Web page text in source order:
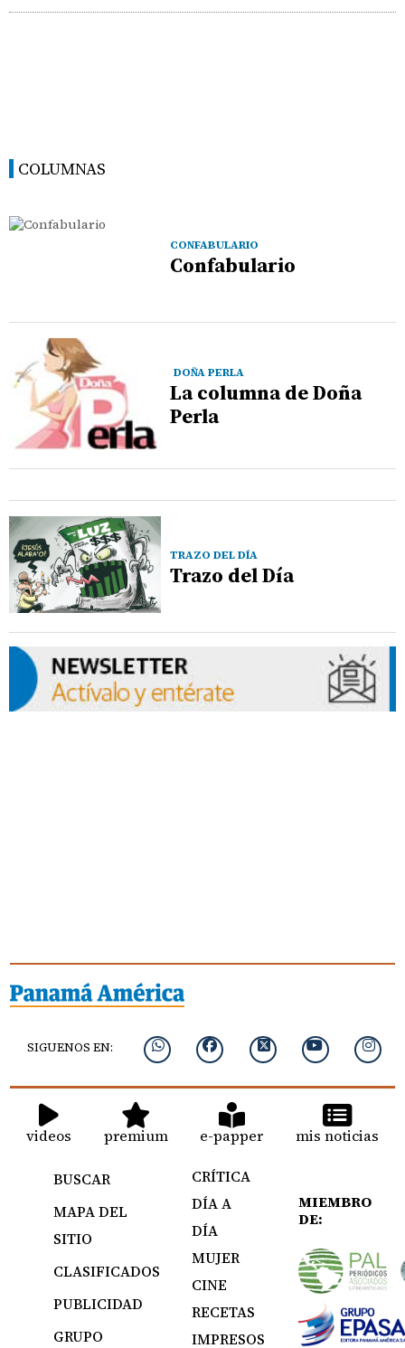
COLUMNAS
CONFABULARIO
Confabulario
DOÑA PERLA
La columna de Doña
Perla
TRAZO DEL DÍA
Trazo del Día
SIGUENOS EN:
videos premium e-papper mis noticias
BUSCAR
MAPA DEL
SITIO
CLASIFICADOS
PUBLICIDAD
GRUPO
CRÍTICA
DÍA A
DÍA
MUJER
CINE
RECETAS
IMPRESOS
MIEMBRO
DE: